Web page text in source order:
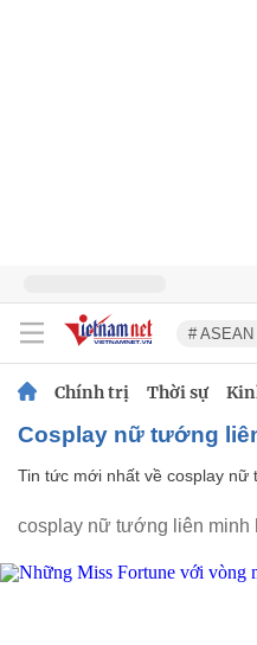
#
Chính trị Thời sự
cosplay nữ tướng
Tin tức mới nhất về cosplay nữ
cosplay nữ tướng liên minh